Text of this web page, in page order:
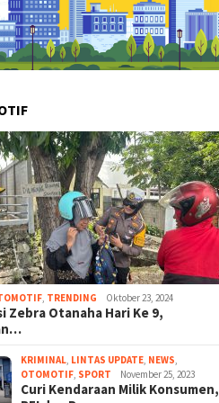
, TRENDING Oktober 23, 2024
Zebra Otanaha Hari Ke 9,
KRIMINAL, LINTAS UPDATE, NEWS,
OTOMOTIF, SPORT November 25, 2023
Curi Kendaraan Milik Konsumen,